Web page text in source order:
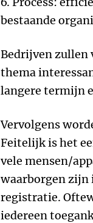
bestaande
Bedrijven zullen
thema
langere termijn
Vervolgens
Feitelijk is het
vele mensen/
waarborgen zijn
registratie.
iedereen